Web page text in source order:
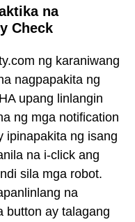
na
Check
ng karaniwang
nagpapakita ng
upang linlangin
ng mga notification
ipinapakita ng isang
na i-click ang
sila mga robot.
na
button ay talagang